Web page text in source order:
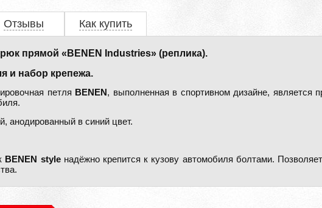
Отзывы Как купить
прямой «BENEN Industries» (реплика).
и набор крепежа.
петля BENEN , выполненная в спортивном дизайне,
анодированный в синий цвет.
BENEN styleнадёжно крепится к кузову автомобиля болтами.